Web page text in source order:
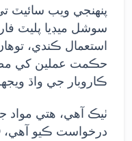
پنهنجي ويب سائيٽ
سوشل ميڊيا پليٽ
استعمال ڪندي،
حڪمت عملين کي
ڪاروبار جي واڌ
ٺيڪ آهي، هتي